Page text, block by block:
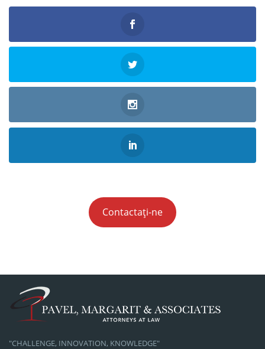
Contactați-ne
"CHALLENGE, INNOVATION, KNOWLEDGE"